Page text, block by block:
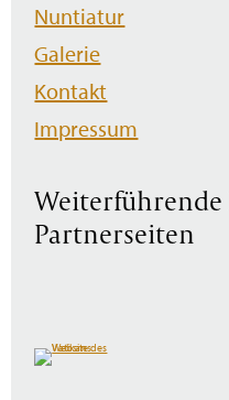
Nuntiatur
Galerie
Kontakt
Impressum
Weiterführende
Partnerseiten